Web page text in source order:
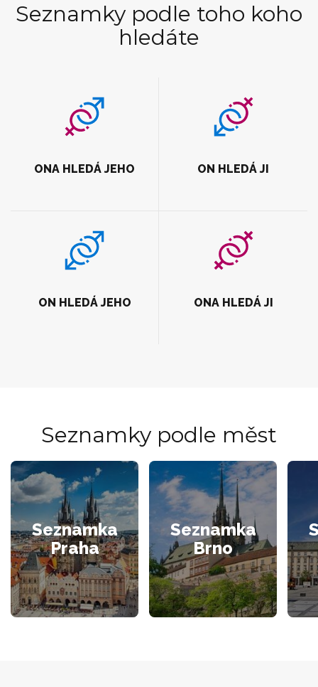
Seznamky podle toho koho
hledáte
ONA HLEDÁ JEHO ON HLEDÁ JI
ON HLEDÁ JEHO ONA HLEDÁ JI
Seznamky podle měst
Seznamka
Praha
Seznamka
Brno